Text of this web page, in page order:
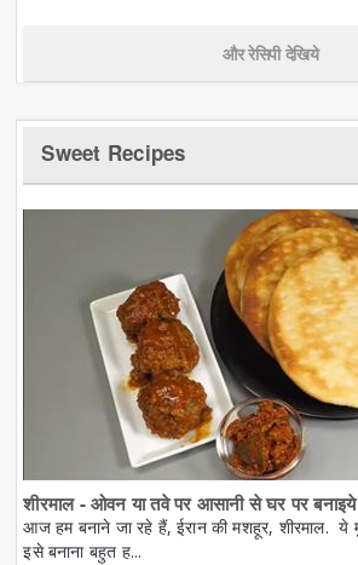
और रेसिपी देखिये
Sweet Recipes
शीरमाल - ओवन या तवे पर आसानी से घर पर
आज हम बनाने जा रहे हैं, ईरान की मशहूर, शीरमाल.
इसे बनाना बहुत ह...